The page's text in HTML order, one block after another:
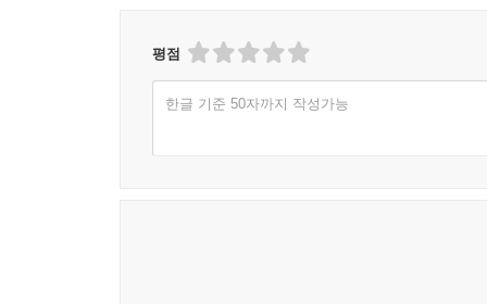
평점
한글 기준 50자까지 작성가능